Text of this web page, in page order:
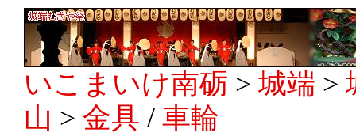
いこまいけ南砺 > 城端 >
山 > 金具 / 車輪